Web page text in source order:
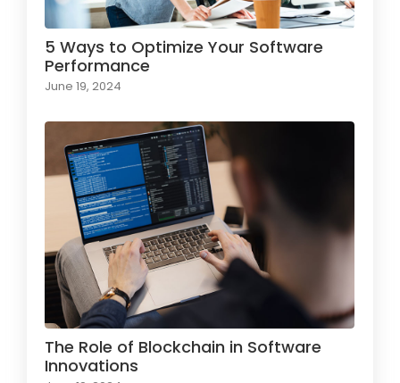
5 Ways to Optimize Your Software
Performance
June 19, 2024
The Role of Blockchain in Software
Innovations